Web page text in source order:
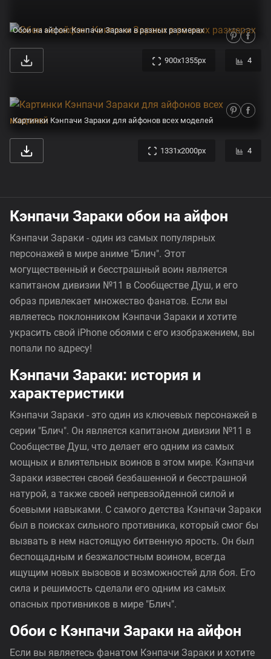
Обои на айфон: Кэнпачи Зараки в разных размерах
900x1355px 4
Картинки Кэнпачи Зараки для айфонов всех моделей
1331x2000px 4
Кэнпачи Зараки обои на айфон
Кэнпачи Зараки - один из самых популярных
персонажей в мире аниме "Блич". Этот
могущественный и бесстрашный воин является
капитаном дивизии №11 в Сообществе Душ, и его
образ привлекает множество фанатов. Если вы
являетесь поклонником Кэнпачи Зараки и хотите
украсить свой iPhone обоями с его изображением, вы
попали по адресу!
Кэнпачи Зараки: история и
характеристики
Кэнпачи Зараки - это один из ключевых персонажей в
серии "Блич". Он является капитаном дивизии №11 в
Сообществе Душ, что делает его одним из самых
мощных и влиятельных воинов в этом мире. Кэнпачи
Зараки известен своей безбашенной и бесстрашной
натурой, а также своей непревзойденной силой и
боевыми навыками. С самого детства Кэнпачи Зараки
был в поисках сильного противника, который смог бы
вызвать в нем настоящую битвенную ярость. Он был
беспощадным и безжалостным воином, всегда
ищущим новых вызовов и возможностей для боя. Его
сила и решимость сделали его одним из самых
опасных противников в мире "Блич".
Обои с Кэнпачи Зараки на айфон
Если вы являетесь фанатом Кэнпачи Зараки и хотите